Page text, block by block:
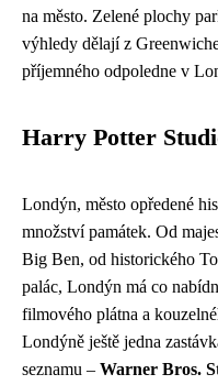
na město. Zelené plochy
výhledy dělají z
příjemného odpoledne v
Harry Potter
Londýn, město opředené
množství památek. Od
Big Ben, od historického
palác, Londýn má co
filmového plátna a
Londýně ještě jedna
seznamu – Warner Bros.